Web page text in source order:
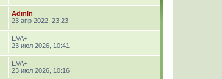
Admin
23 апр 2022, 23:23
EVA+
23 июл 2026, 10:41
EVA+
23 июл 2026, 10:16